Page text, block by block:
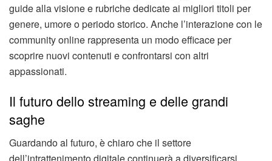
guide alla visione e rubriche dedicate ai migliori titoli per
genere, umore o periodo storico. Anche l’interazione con le
community online rappresenta un modo efficace per
scoprire nuovi contenuti e confrontarsi con altri
appassionati.
Il futuro dello streaming e delle grandi
saghe
Guardando al futuro, è chiaro che il settore